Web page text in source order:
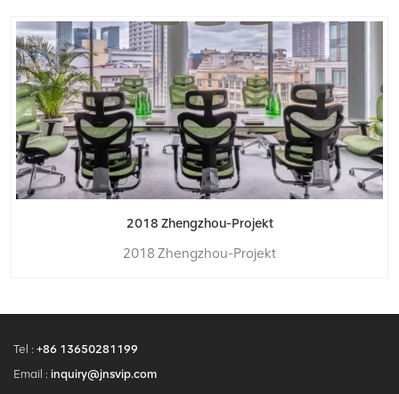
2018 Zhengzhou-Projekt
2018 Zhengzhou-Projekt
Tel : +86 13650281199
Email : inquiry@jnsvip.com